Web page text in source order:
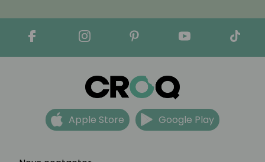
Apple Store Google Play